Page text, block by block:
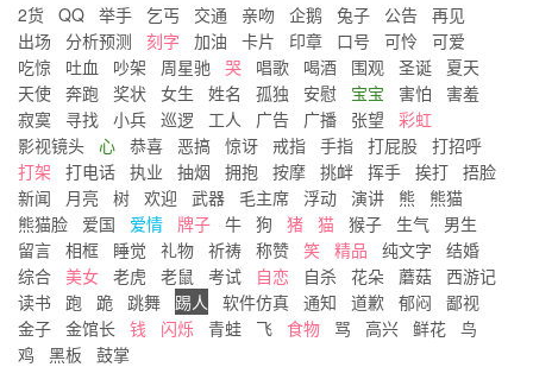
2货 QQ 举手 乞丐 交通 亲吻 企鹅 兔子 公告 再见
出场
分析预测 刻字 加油 卡片 印章 口号 可怜
可爱
吃惊
吐血 吵架 周星驰 哭 唱歌 喝酒 围观 圣诞
夏天
天使 奔跑 奖状 女生 姓名 孤独 安慰 宝宝 害怕
害羞
寂寞
寻找 小兵 巡逻 工人 广告 广播 张望
彩虹
影视镜头 心 恭喜 恶搞 惊讶 戒指 手指 打屁股 打招呼
打架
打电话 执业 抽烟 拥抱 按摩 挑衅 挥手 挨打 捂脸
新闻
月亮 树 欢迎 武器 毛主席 浮动 演讲 熊
熊猫
熊猫脸
爱国 爱情 牌子 牛 狗 猪 猫 猴子 生气
男生
留言 相框 睡觉 礼物 祈祷 称赞 笑 精品 纯文字
结婚
综合 美女 老虎 老鼠 考试 自恋 自杀 花朵 蘑菇 西游记
读书
跑 跪 跳舞 踢人 软件仿真 通知 道歉 郁闷
鄙视
金子 金馆长 钱 闪烁 青蛙 飞 食物 骂 高兴 鲜花 鸟
鸡
黑板 鼓掌